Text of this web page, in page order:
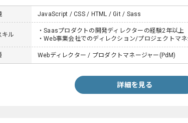
JavaScript / CSS / HTML / Git / Sass
キル
・Saasプロダクトの開発ディレクターの経験2年以上
・Web事業会社でのディレクション/プロジェクトマ
Webディレクター / プロダクトマネージャー(PdM)
詳細を見る